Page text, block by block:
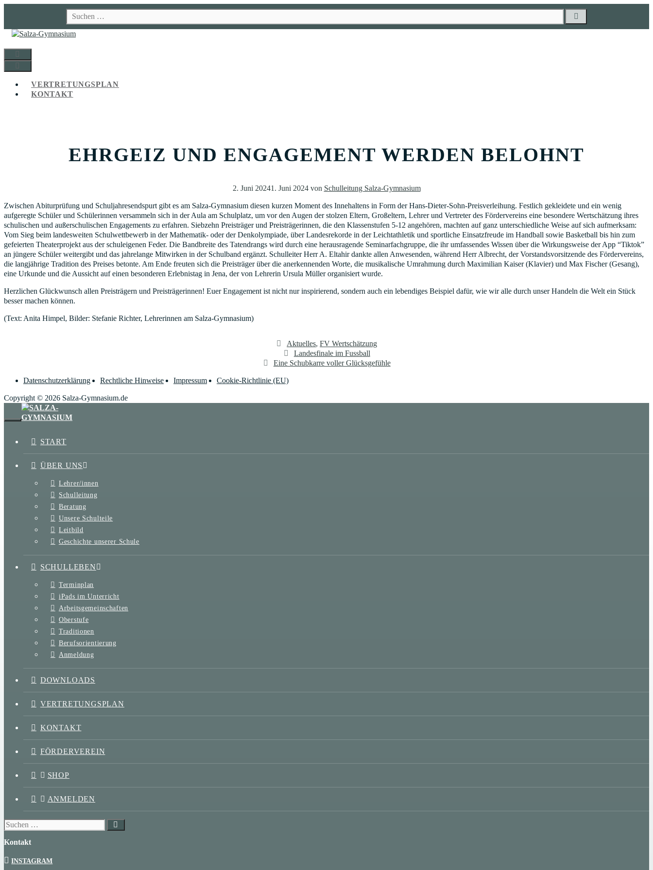
springen
Suchen
nach:
MENÜ
MENÜ
VERTRETUNGSPLAN
KONTAKT
EHRGEIZ UND ENGAGEMENT WERDEN BELOHNT
2. Juni 20241. Juni 2024 von Schulleitung Salza-Gymnasium
Zwischen Abiturprüfung und Schuljahresendspurt gibt es am Salza-Gymnasium diesen kurzen Moment des Innehaltens in Form der Hans-Dieter-Sohn-Preisverleihung. Festlich gekleidete und ein wenig
aufgeregte Schüler und Schülerinnen versammeln sich in der Aula am Schulplatz, um vor den Augen der stolzen Eltern, Großeltern, Lehrer und Vertreter des Fördervereins eine besondere Wertschätzung ihres
schulischen und außerschulischen Engagements zu erfahren. Siebzehn Preisträger und Preisträgerinnen, die den Klassenstufen 5-12 angehören, machten auf ganz unterschiedliche Weise auf sich aufmerksam:
Vom Sieg beim landesweiten Schulwettbewerb in der Mathematik- oder der Denkolympiade, über Landesrekorde in der Leichtathletik und sportliche Einsatzfreude im Handball sowie Basketball bis hin zum
gefeierten Theaterprojekt aus der schuleigenen Feder. Die Bandbreite des Tatendrangs wird durch eine herausragende Seminarfachgruppe, die ihr umfassendes Wissen über die Wirkungsweise der App “Tiktok”
an jüngere Schüler weitergibt und das jahrelange Mitwirken in der Schulband ergänzt. Schulleiter Herr A. Eltahir dankte allen Anwesenden, während Herr Albrecht, der Vorstandsvorsitzende des Fördervereins,
die langjährige Tradition des Preises betonte. Am Ende freuten sich die Preisträger über die anerkennenden Worte, die musikalische Umrahmung durch Maximilian Kaiser (Klavier) und Max Fischer (Gesang),
eine Urkunde und die Aussicht auf einen besonderen Erlebnistag in Jena, der von Lehrerin Ursula Müller organisiert wurde.
Herzlichen Glückwunsch allen Preisträgern und Preisträgerinnen! Euer Engagement ist nicht nur inspirierend, sondern auch ein lebendiges Beispiel dafür, wie wir alle durch unser Handeln die Welt ein Stück
besser machen können.
(Text: Anita Himpel, Bilder: Stefanie Richter, Lehrerinnen am Salza-Gymnasium)
Kategorien
Aktuelles,FV Wertschätzung
Landesfinale im Fussball
Eine Schubkarre voller Glücksgefühle
Datenschutzerklärung Rechtliche Hinweise Impressum Cookie-Richtlinie (EU)
Copyright © 2026 Salza-Gymnasium.de
SCHLIESSEN
START
ÜBER UNS
Lehrer/innen
Schulleitung
Beratung
Unsere Schulteile
Leitbild
Geschichte unserer Schule
SCHULLEBEN
Terminplan
iPads im Unterricht
Arbeitsgemeinschaften
Oberstufe
Traditionen
Berufsorientierung
Anmeldung
DOWNLOADS
VERTRETUNGSPLAN
KONTAKT
FÖRDERVEREIN
SHOP
ANMELDEN
Suchen
nach:
Kontakt
INSTAGRAM